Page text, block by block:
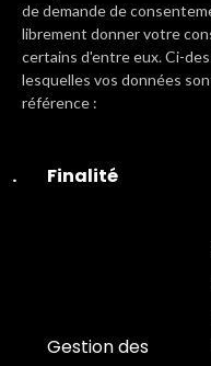
de demande de
librement donner votre
certains d'entre eux. Ci-
lesquelles vos données
référence :
. Finalité
Gestion des